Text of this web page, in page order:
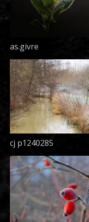
as.givre
cj p1240285